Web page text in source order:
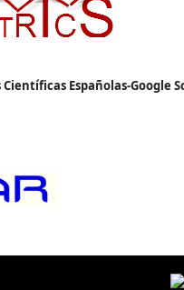
Españolas-Google